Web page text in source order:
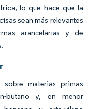
lo que hace que la
sean más relevantes
arancelarias y de
materias primas
n-butano y, en menor